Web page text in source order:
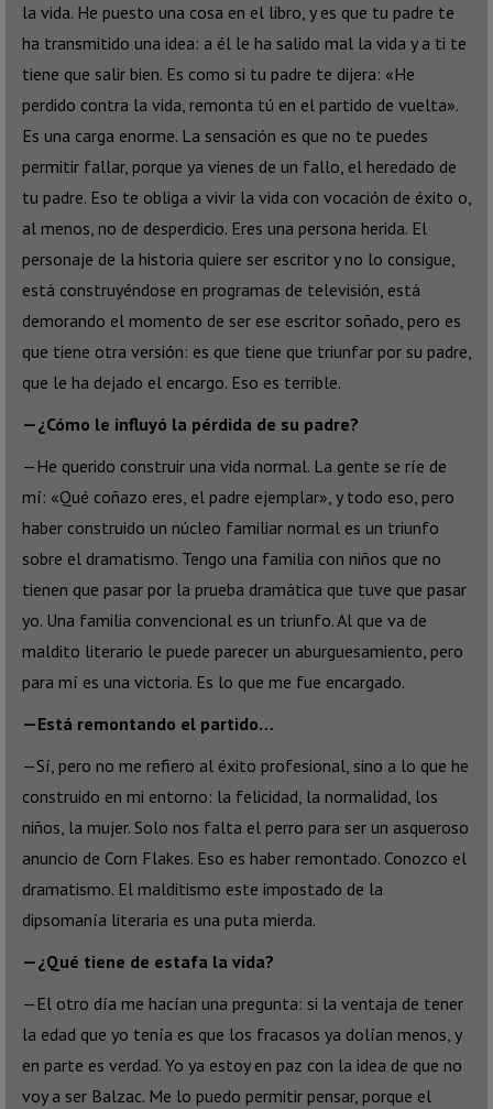
la vida. He puesto una cosa en el libro, y es que tu padre te
ha transmitido una idea: a él le ha salido mal la vida y a ti te
tiene que salir bien. Es como si tu padre te dijera: «He
perdido contra la vida, remonta tú en el partido de vuelta».
Es una carga enorme. La sensación es que no te puedes
permitir fallar, porque ya vienes de un fallo, el heredado de
tu padre. Eso te obliga a vivir la vida con vocación de éxito o,
al menos, no de desperdicio. Eres una persona herida. El
personaje de la historia quiere ser escritor y no lo consigue,
está construyéndose en programas de televisión, está
demorando el momento de ser ese escritor soñado, pero es
que tiene otra versión: es que tiene que triunfar por su padre,
que le ha dejado el encargo. Eso es terrible.
—¿Cómo le influyó la pérdida de su padre?
—He querido construir una vida normal. La gente se ríe de
mí: «Qué coñazo eres, el padre ejemplar», y todo eso, pero
haber construido un núcleo familiar normal es un triunfo
sobre el dramatismo. Tengo una familia con niños que no
tienen que pasar por la prueba dramática que tuve que pasar
yo. Una familia convencional es un triunfo. Al que va de
maldito literario le puede parecer un aburguesamiento, pero
para mí es una victoria. Es lo que me fue encargado.
—Está remontando el partido…
—Sí, pero no me refiero al éxito profesional, sino a lo que he
construido en mi entorno: la felicidad, la normalidad, los
niños, la mujer. Solo nos falta el perro para ser un asqueroso
anuncio de Corn Flakes. Eso es haber remontado. Conozco el
dramatismo. El malditismo este impostado de la
dipsomanía literaria es una puta mierda.
—¿Qué tiene de estafa la vida?
—El otro día me hacían una pregunta: si la ventaja de tener
la edad que yo tenía es que los fracasos ya dolían menos, y
en parte es verdad. Yo ya estoy en paz con la idea de que no
voy a ser Balzac. Me lo puedo permitir pensar, porque el